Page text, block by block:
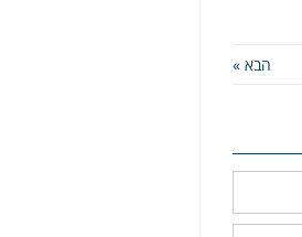
הבא »